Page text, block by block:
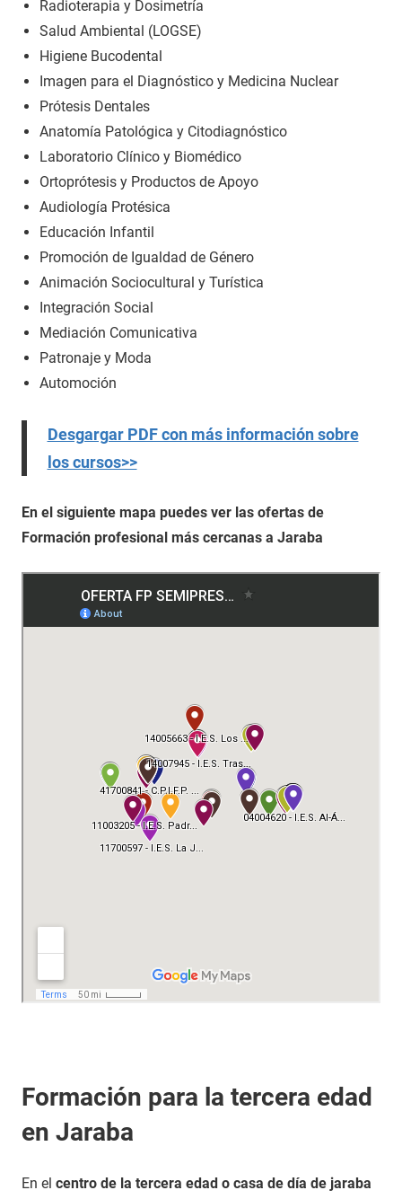
Radioterapia y Dosimetría
Salud Ambiental (LOGSE)
Higiene Bucodental
Imagen para el Diagnóstico y Medicina Nuclear
Prótesis Dentales
Anatomía Patológica y Citodiagnóstico
Laboratorio Clínico y Biomédico
Ortoprótesis y Productos de Apoyo
Audiología Protésica
Educación Infantil
Promoción de Igualdad de Género
Animación Sociocultural y Turística
Integración Social
Mediación Comunicativa
Patronaje y Moda
Automoción
Desgargar PDF con más información sobre
los cursos>>
En el siguiente mapa puedes ver las ofertas de
Formación profesional más cercanas a Jaraba
Formación para la tercera edad
en Jaraba
En el centro de la tercera edad o casa de día de jaraba